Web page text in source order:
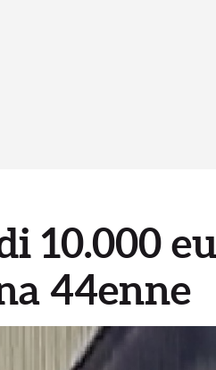
10.000
44enne